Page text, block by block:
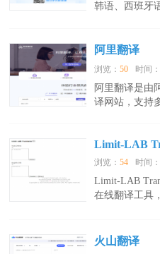
韩语、西班牙
阿里翻译
浏览：50 时间
阿里翻译是由
译网站，支持
Limit-LAB
浏览：54 时间
Limit-LAB
在线翻译工具
火山翻译